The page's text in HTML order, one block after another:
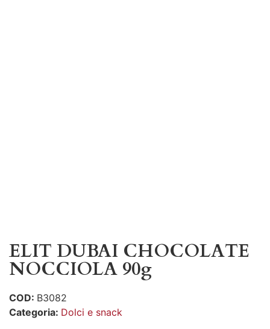
ELIT DUBAI CHOCOLATE
NOCCIOLA 90g
COD: B3082
Categoria: Dolci e snack